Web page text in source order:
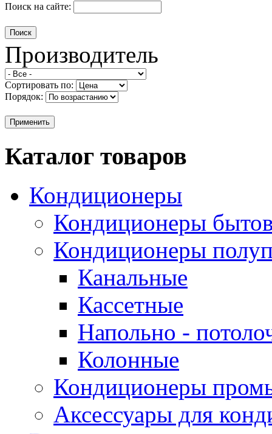
Поиск на сайте:
Производитель
Сортировать по:
Порядок:
Каталог товаров
Кондиционеры
Кондиционеры
Кондиционеры
Канальные
Кассетные
Напольно -
Колонные
Кондиционеры
Аксессуары для